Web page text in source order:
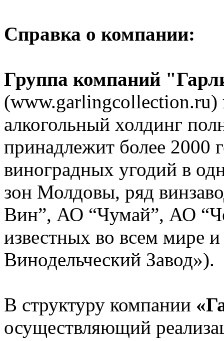
Справка о компании:
Группа компаний
(www.garlingcollection.ru)
алкогольный холдинг
принадлежит более 2000
виноградных угодий в
зон Молдовы, ряд
Вин”, АО “Чумай”, АО
известных во всем мире
Винодельческий Завод»).
В структуру компании
осуществляющий